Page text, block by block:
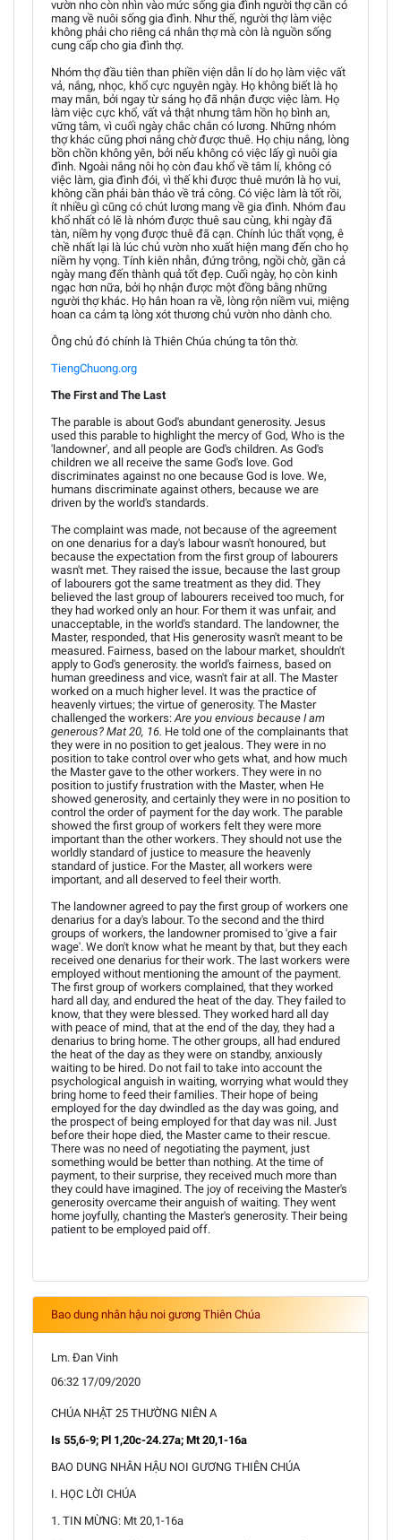
vườn nho còn nhìn vào mức sống gia đình người thợ cần có
mang về nuôi sống gia đình. Như thế, người thợ làm việc
không phải cho riêng cá nhân thợ mà còn là nguồn sống
cung cấp cho gia đình thợ.
Nhóm thợ đầu tiên than phiền viện dẫn lí do họ làm việc vất
vả, nắng, nhọc, khổ cực nguyên ngày. Họ không biết là họ
may mắn, bởi ngay từ sáng họ đã nhận được việc làm. Họ
làm việc cực khổ, vất vả thật nhưng tâm hồn họ bình an,
vững tâm, vì cuối ngày chắc chắn có lương. Những nhóm
thợ khác cũng phơi nắng chờ được thuê. Họ chịu nắng, lòng
bồn chồn không yên, bởi nếu không có việc lấy gì nuôi gia
đình. Ngoài nắng nôi họ còn đau khổ về tâm lí, không có
việc làm, gia đình đói, vì thế khi được thuê mướn là họ vui,
không cần phải bàn thảo về trả công. Có việc làm là tốt rồi,
ít nhiều gì cũng có chút lương mang về gia đình. Nhóm đau
khổ nhất có lẽ là nhóm được thuê sau cùng, khi ngày đã
tàn, niềm hy vọng được thuê đã cạn. Chính lúc thất vọng, ê
chề nhất lại là lúc chủ vườn nho xuất hiện mang đến cho họ
niềm hy vọng. Tính kiên nhẫn, đứng trông, ngồi chờ, gần cả
ngày mang đến thành quả tốt đẹp. Cuối ngày, họ còn kinh
ngạc hơn nữa, bởi họ nhận được một đồng bằng những
người thợ khác. Họ hân hoan ra về, lòng rộn niềm vui, miệng
hoan ca cảm tạ lòng xót thương chủ vườn nho dành cho.
Ông chủ đó chính là Thiên Chúa chúng ta tôn thờ.
TiengChuong.org
The First and The Last
The parable is about God's abundant generosity. Jesus
used this parable to highlight the mercy of God, Who is the
'landowner', and all people are God's children. As God's
children we all receive the same God's love. God
discriminates against no one because God is love. We,
humans discriminate against others, because we are
driven by the world's standards.
The complaint was made, not because of the agreement
on one denarius for a day's labour wasn't honoured, but
because the expectation from the first group of labourers
wasn't met. They raised the issue, because the last group
of labourers got the same treatment as they did. They
believed the last group of labourers received too much, for
they had worked only an hour. For them it was unfair, and
unacceptable, in the world's standard. The landowner, the
Master, responded, that His generosity wasn't meant to be
measured. Fairness, based on the labour market, shouldn't
apply to God's generosity. the world's fairness, based on
human greediness and vice, wasn't fair at all. The Master
worked on a much higher level. It was the practice of
heavenly virtues; the virtue of generosity. The Master
challenged the workers:Are you envious because I am
generous? Mat 20, 16. He told one of the complainants that
they were in no position to get jealous. They were in no
position to take control over who gets what, and how much
the Master gave to the other workers. They were in no
position to justify frustration with the Master, when He
showed generosity, and certainly they were in no position to
control the order of payment for the day work. The parable
showed the first group of workers felt they were more
important than the other workers. They should not use the
worldly standard of justice to measure the heavenly
standard of justice. For the Master, all workers were
important, and all deserved to feel their worth.
The landowner agreed to pay the first group of workers one
denarius for a day's labour. To the second and the third
groups of workers, the landowner promised to 'give a fair
wage'. We don't know what he meant by that, but they each
received one denarius for their work. The last workers were
employed without mentioning the amount of the payment.
The first group of workers complained, that they worked
hard all day, and endured the heat of the day. They failed to
know, that they were blessed. They worked hard all day
with peace of mind, that at the end of the day, they had a
denarius to bring home. The other groups, all had endured
the heat of the day as they were on standby, anxiously
waiting to be hired. Do not fail to take into account the
psychological anguish in waiting, worrying what would they
bring home to feed their families. Their hope of being
employed for the day dwindled as the day was going, and
the prospect of being employed for that day was nil. Just
before their hope died, the Master came to their rescue.
There was no need of negotiating the payment, just
something would be better than nothing. At the time of
payment, to their surprise, they received much more than
they could have imagined. The joy of receiving the Master's
generosity overcame their anguish of waiting. They went
home joyfully, chanting the Master's generosity. Their being
patient to be employed paid off.
Bao dung nhân hậu noi gương Thiên Chúa
Lm. Đan Vinh
06:32 17/09/2020
CHÚA NHẬT 25 THƯỜNG NIÊN A
Is 55,6-9; Pl 1,20c-24.27a; Mt 20,1-16a
BAO DUNG NHÂN HẬU NOI GƯƠNG THIÊN CHÚA
I. HỌC LỜI CHÚA
1. TIN MỪNG: Mt 20,1-16a